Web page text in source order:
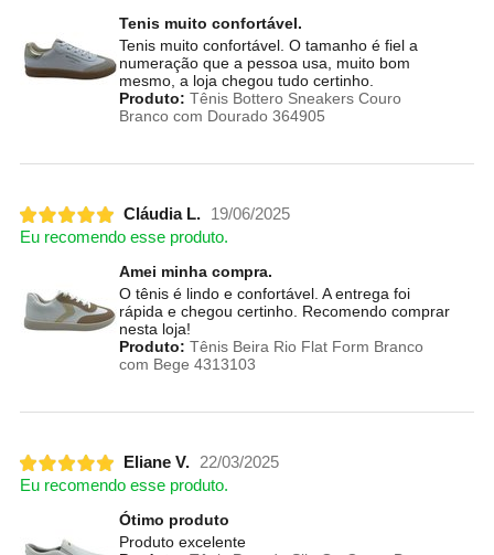
Tenis muito confortável.
Tenis muito confortável. O tamanho é fiel a
numeração que a pessoa usa, muito bom
mesmo, a loja chegou tudo certinho.
Produto: Tênis Bottero Sneakers Couro
Branco com Dourado 364905
Cláudia L.
19/06/2025
Eu recomendo esse produto.
Amei minha compra.
O tênis é lindo e confortável. A entrega foi
rápida e chegou certinho. Recomendo comprar
nesta loja!
Produto: Tênis Beira Rio Flat Form Branco
com Bege 4313103
Eliane V.
22/03/2025
Eu recomendo esse produto.
Ótimo produto
Produto excelente